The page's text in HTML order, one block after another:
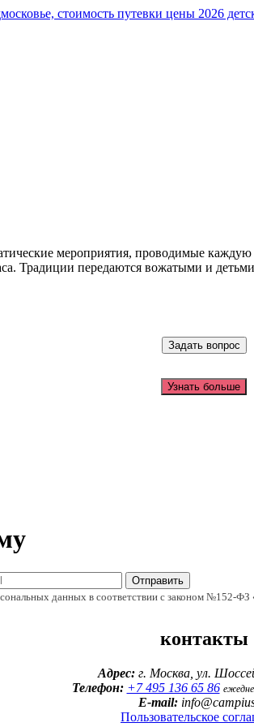
мероприятия, проводимые
Традиции передаются вожатыми и
Задать вопрос
Узнать больше
Отправить
данных в соответствии с законом №152-
контакты
Адрес:г. Москва, ул.
Телефон: +7 495 136 65 86
E-mail:
Пользовательское